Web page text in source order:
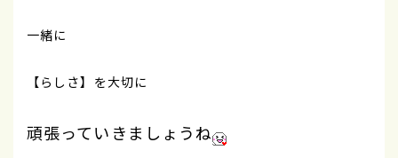
一緒に
【らしさ】を大切に
頑張っていきましょうね